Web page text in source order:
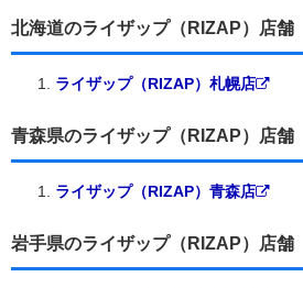
北海道のライザップ（RIZAP）店舗
ライザップ（RIZAP）札幌店
青森県のライザップ（RIZAP）店舗
ライザップ（RIZAP）青森店
岩手県のライザップ（RIZAP）店舗